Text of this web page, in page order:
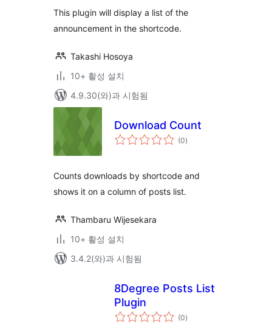
점
This plugin will display a list of the
announcement in the shortcode.
Takashi Hosoya
10+ 활성 설치
4.9.30(와)과 시험됨
Download Count
(0전
체)
Counts downloads by shortcode and
shows it on a column of posts list.
Thambaru Wijesekara
10+ 활성 설치
3.4.2(와)과 시험됨
8Degree Posts List
Plugin
(0전
체)